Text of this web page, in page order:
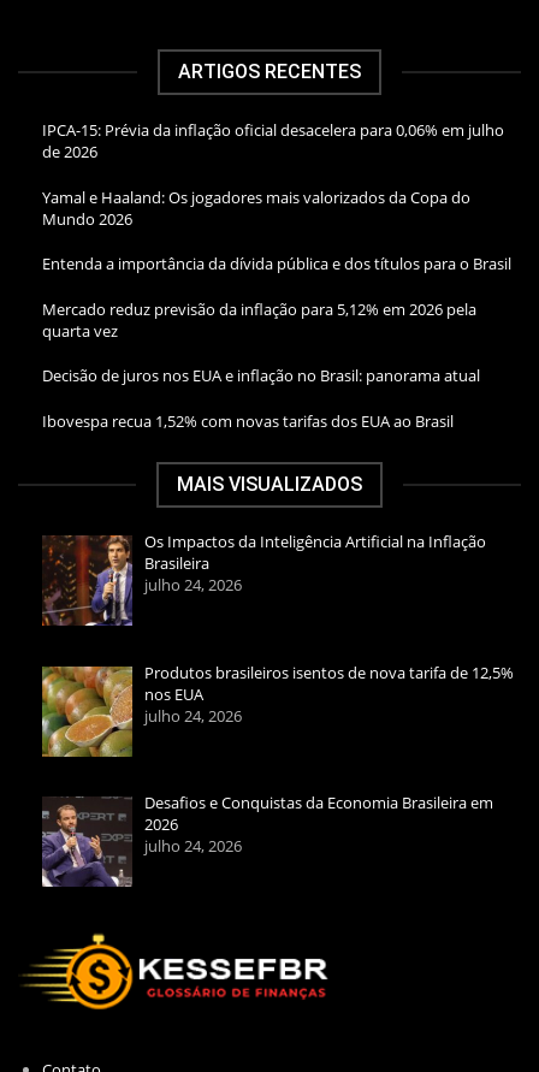
ARTIGOS RECENTES
IPCA-15: Prévia da inflação oficial desacelera para 0,06% em julho
de 2026
Yamal e Haaland: Os jogadores mais valorizados da Copa do
Mundo 2026
Entenda a importância da dívida pública e dos títulos para o Brasil
Mercado reduz previsão da inflação para 5,12% em 2026 pela
quarta vez
Decisão de juros nos EUA e inflação no Brasil: panorama atual
Ibovespa recua 1,52% com novas tarifas dos EUA ao Brasil
MAIS VISUALIZADOS
Os Impactos da Inteligência Artificial na Inflação
Brasileira
julho 24, 2026
Produtos brasileiros isentos de nova tarifa de 12,5%
nos EUA
julho 24, 2026
Desafios e Conquistas da Economia Brasileira em
2026
julho 24, 2026